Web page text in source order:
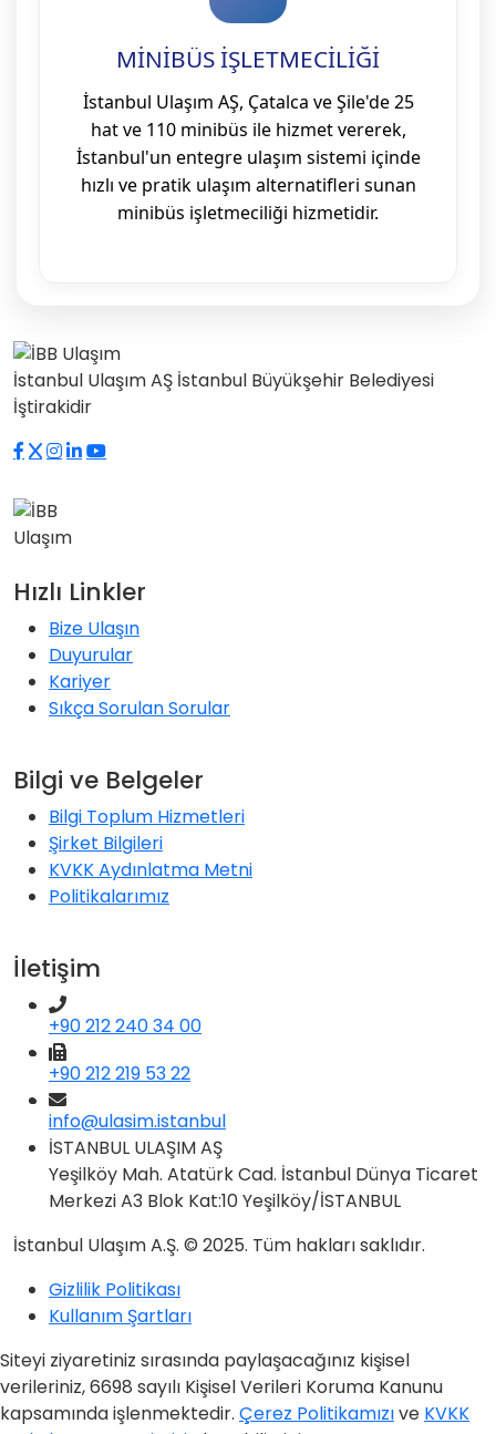
MİNİBÜS İŞLETMECİLİĞİ
İstanbul Ulaşım AŞ, Çatalca ve Şile'de 25
hat ve 110 minibüs ile hizmet vererek,
İstanbul'un entegre ulaşım sistemi içinde
hızlı ve pratik ulaşım alternatifleri sunan
minibüs işletmeciliği hizmetidir.
İstanbul Ulaşım AŞ İstanbul Büyükşehir Belediyesi
İştirakidir
Hızlı Linkler
Bize Ulaşın
Duyurular
Kariyer
Sıkça Sorulan Sorular
Bilgi ve Belgeler
Bilgi Toplum Hizmetleri
Şirket Bilgileri
KVKK Aydınlatma Metni
Politikalarımız
İletişim
+90 212 240 34 00
+90 212 219 53 22
info@ulasim.istanbul
İSTANBUL ULAŞIM AŞ
Yeşilköy Mah. Atatürk Cad. İstanbul Dünya Ticaret
Merkezi A3 Blok Kat:10 Yeşilköy/İSTANBUL
İstanbul Ulaşım A.Ş. © 2025. Tüm hakları saklıdır.
Gizlilik Politikası
Kullanım Şartları
Siteyi ziyaretiniz sırasında paylaşacağınız kişisel
verileriniz, 6698 sayılı Kişisel Verileri Koruma Kanunu
kapsamında işlenmektedir. Çerez Politikamızıve KVKK